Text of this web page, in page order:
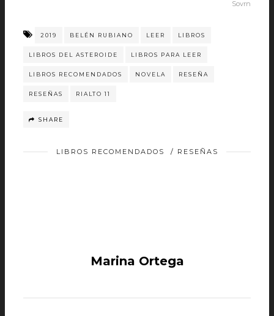
Sovrn
2019 BELÉN RUBIANO LEER LIBROS
LIBROS DEL ASTEROIDE LIBROS PARA LEER
LIBROS RECOMENDADOS NOVELA RESEÑA
RESEÑAS RIALTO 11
SHARE
LIBROS RECOMENDADOS / RESEÑAS
Marina Ortega